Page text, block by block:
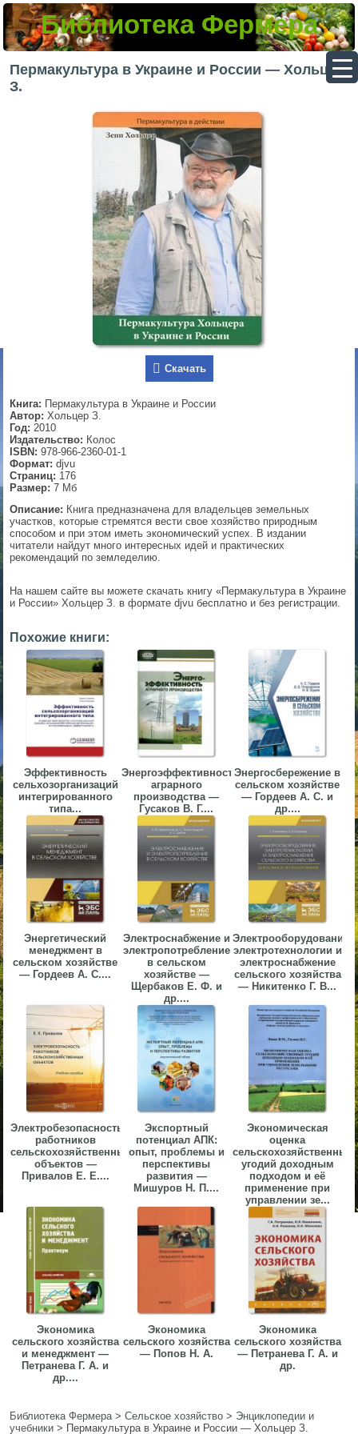
Библиотека Фермера
Пермакультура в Украине и России — Хольцер
З.
Скачать
Книга: Пермакультура в Украине и России
Автор: Хольцер З.
Год: 2010
Издательство: Колос
ISBN: 978-966-2360-01-1
Формат: djvu
Страниц: 176
Размер: 7 Мб
Описание: Книга предназначена для владельцев земельных
участков, которые стремятся вести свое хозяйство природным
способом и при этом иметь экономический успех. В издании
читатели найдут много интересных идей и практических
рекомендаций по земледелию.
На нашем сайте вы можете скачать книгу «Пермакультура в Украине
и России» Хольцер З. в формате djvu бесплатно и без регистрации.
Похожие книги:
Эффективность
сельхозорганизаций
интегрированного
типа...
Энергоэффективность
аграрного
производства —
Гусаков В. Г....
Энергосбережение в
сельском хозяйстве
— Гордеев А. С. и
др....
Энергетический
менеджмент в
сельском хозяйстве
— Гордеев А. С....
Электроснабжение и
электропотребление
в сельском
хозяйстве —
Щербаков Е. Ф. и
др....
Электрооборудование,
электротехнологии и
электроснабжение
сельского хозяйства
— Никитенко Г. В...
Электробезопасность
работников
сельскохозяйственных
объектов —
Привалов Е. Е....
Экспортный
потенциал АПК:
опыт, проблемы и
перспективы
развития —
Мишуров Н. П....
Экономическая
оценка
сельскохозяйственных
угодий доходным
подходом и её
применение при
управлении зе...
Экономика
сельского хозяйства
и менеджмент —
Петранева Г. А. и
др....
Экономика
сельского хозяйства
— Попов Н. А.
Экономика
сельского хозяйства
— Петранева Г. А. и
др.
Библиотека Фермера>Сельское хозяйство > Энциклопедии и
учебники > Пермакультура в Украине и России — Хольцер З.
▼
▼
▼
▼
▼